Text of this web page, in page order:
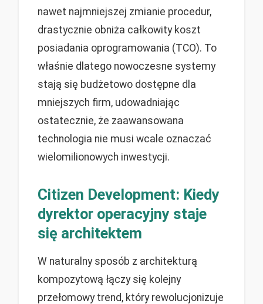
nawet najmniejszej zmianie procedur,
drastycznie obniża całkowity koszt
posiadania oprogramowania (TCO). To
właśnie dlatego nowoczesne systemy
stają się budżetowo dostępne dla
mniejszych firm, udowadniając
ostatecznie, że zaawansowana
technologia nie musi wcale oznaczać
wielomilionowych inwestycji.
Citizen Development: Kiedy
dyrektor operacyjny staje
się architektem
W naturalny sposób z architekturą
kompozytową łączy się kolejny
przełomowy trend, który rewolucjonizuje